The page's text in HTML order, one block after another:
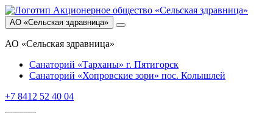
АО «Сельская здравница»
АО «Сельская здравница»
Санаторий «Тарханы» г. Пятигорск
Санаторий «Хопровские зори» пос. Колышлей
+7 8412 52 40 04